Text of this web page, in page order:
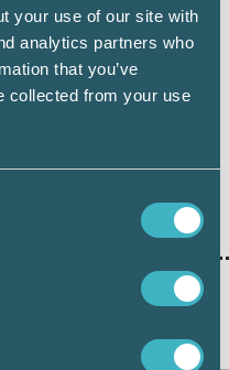
your use of our site with
analytics partners who
that you’ve
collected from your use